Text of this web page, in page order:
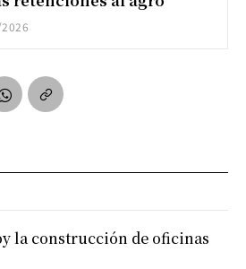
la construcción de oficinas